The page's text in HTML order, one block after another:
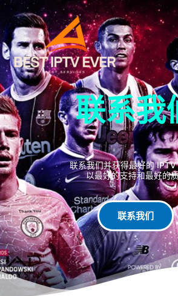
跳
内
容
联系我
联系我们并获得最好的 IPTV
以最好的支持和最好的
联系我们